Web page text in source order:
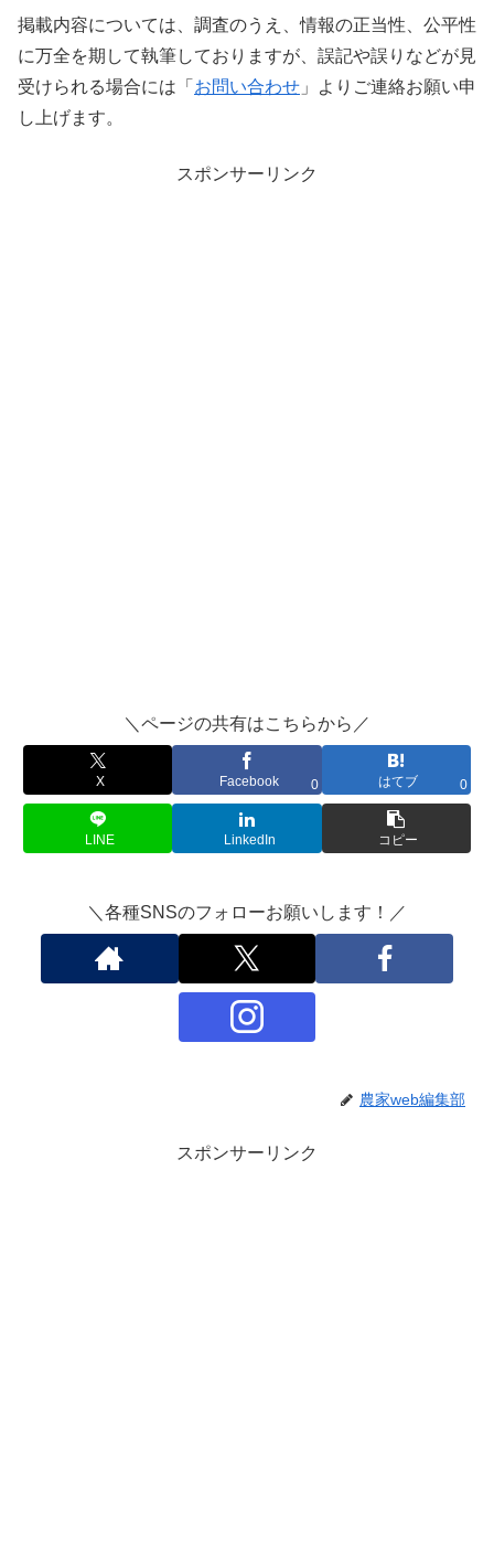
掲載内容については、調査のうえ、情報の正当性、公平性
に万全を期して執筆しておりますが、誤記や誤りなどが見
受けられる場合には「 お問い合わせ 」よりご連絡お願い申
し上げます。
スポンサーリンク
＼ページの共有はこちらから／
X Facebook 0 はてブ 0
LINE LinkedIn コピー
＼各種SNSのフォローお願いします！／
農家web編集部
スポンサーリンク
LINE
LinkedIn